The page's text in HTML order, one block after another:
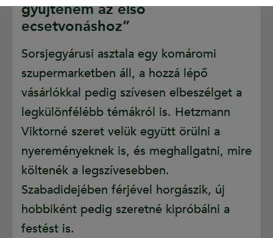
gyűjtenem az első
ecsetvonáshoz”
Sorsjegyárusi asztala egy komáromi
szupermarketben áll, a hozzá lépő
vásárlókkal pedig szívesen elbeszélget a
legkülönfélébb témákról is. Hetzmann
Viktorné szeret velük együtt örülni a
nyereményeknek is, és meghallgatni, mire
költenék a legszívesebben.
Szabadidejében férjével horgászik, új
hobbiként pedig szeretné kipróbálni a
festést is.